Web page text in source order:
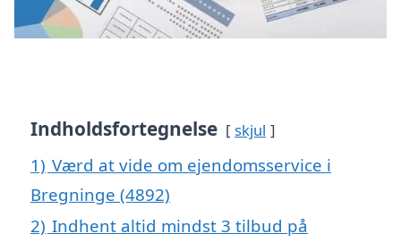
Indholdsfortegnelse skjul
1) Værd at vide om ejendomsservice i
Bregninge (4892)
2) Indhent altid mindst 3 tilbud på